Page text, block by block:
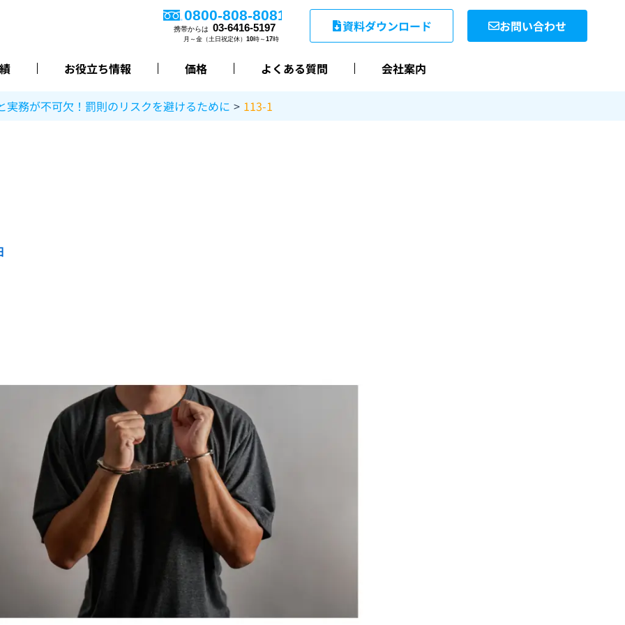
資料ダウンロード お問い合わせ
お役立ち情報 価格 よくある質問 会社案内
実務が不可欠！罰則のリスクを避けるために 113-1